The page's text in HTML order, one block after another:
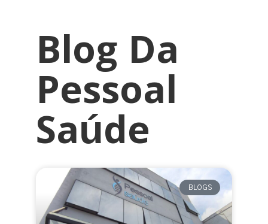
Blog Da
Pessoal
Saúde
BLOGS